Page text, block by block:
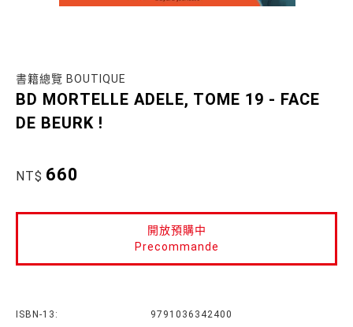
書籍總覽 BOUTIQUE
BD MORTELLE ADELE, TOME 19 - FACE
DE BEURK !
NT$ 660
開放預購中
Precommande
ISBN-13:
9791036342400